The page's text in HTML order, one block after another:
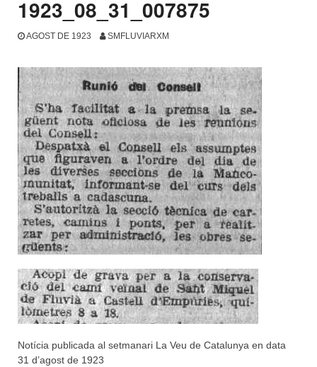
1923_08_31_007875
AGOST DE 1923 SMFLUVIARXM
Notícia publicada al setmanari La Veu de Catalunya en data
31 d’agost de 1923